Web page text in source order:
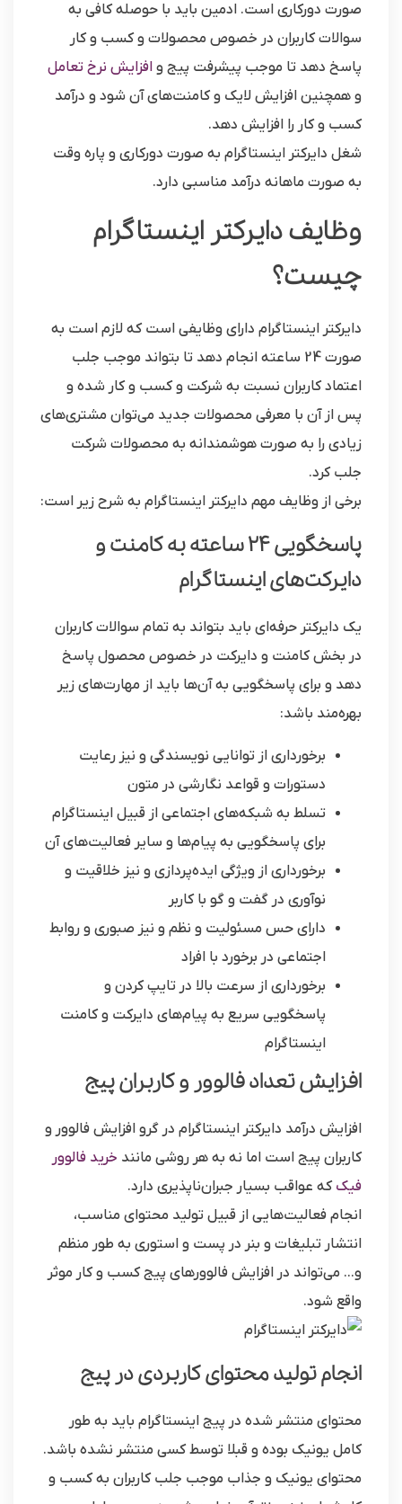
صورت دورکاری است. ادمین باید با حوصله کافی به
سوالات کاربران در خصوص محصولات و کسب و کار
پاسخ دهد تا موجب پیشرفت پیج و افزایش نرخ تعامل
و همچنین افزایش لایک و کامنت‌های آن شود و درآمد
کسب و کار را افزایش دهد.
شغل دایرکتر اینستاگرام به صورت دورکاری و پاره وقت
به صورت ماهانه درآمد مناسبی دارد.
وظایف دایرکتر اینستاگرام
چیست؟
دایرکتر اینستاگرام دارای وظایفی است که لازم است به
صورت 24 ساعته انجام دهد تا بتواند موجب جلب
اعتماد کاربران نسبت به شرکت و کسب و کار شده و
پس از آن با معرفی محصولات جدید می‌توان مشتری‌های
زیادی را به صورت هوشمندانه به محصولات شرکت
جلب کرد.
برخی از وظایف مهم دایرکتر اینستاگرام به شرح زیر است:
پاسخگویی 24 ساعته به کامنت و
دایرکت‌های اینستاگرام
یک دایرکتر حرفه‌ای باید بتواند به تمام سوالات کاربران
در بخش کامنت و دایرکت در خصوص محصول پاسخ
دهد و برای پاسخگویی به آن‌ها باید از مهارت‌های زیر
بهره‌مند باشد:
برخورداری از توانایی نویسندگی و نیز رعایت
دستورات و قواعد نگارشی در متون
تسلط به شبکه‌های اجتماعی از قبیل اینستاگرام
برای پاسخگویی به پیام‌ها و سایر فعالیت‌های آن
برخورداری از ویژگی ایده‌پردازی و نیز خلاقیت و
نوآوری در گفت و گو با کاربر
دارای حس مسئولیت و نظم و نیز صبوری و روابط
اجتماعی در برخورد با افراد
برخورداری از سرعت بالا در تایپ کردن و
پاسخگویی سریع به پیام‌های دایرکت و کامنت
اینستاگرام
افزایش تعداد فالوور و کاربران پیج
افزایش درآمد دایرکتر اینستاگرام در گرو افزایش فالوور و
کاربران پیج است اما نه به هر روشی مانند خرید فالوور
فیک که عواقب بسیار جبران‌ناپذیری دارد.
انجام فعالیت‌هایی از قبیل تولید محتوای مناسب،
انتشار تبلیغات و بنر در پست و استوری به طور منظم
و… می‌تواند در افزایش فالوورهای پیج کسب و کار موثر
واقع شود.
انجام تولید محتوای کاربردی در پیج
محتوای منتشر شده در پیج اینستاگرام باید به طور
کامل یونیک بوده و قبلا توسط کسی منتشر نشده باشد.
محتوای یونیک و جذاب موجب جلب کاربران به کسب و